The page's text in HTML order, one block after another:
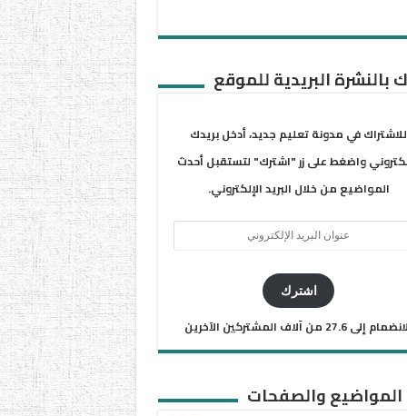
بالنشرة البريدية للموقع
للاشتراك في مدونة تعليم جديد، أدخل بريدك
واضغط على زر "اشترك" لتستقبل أحدث
المواضيع من خلال البريد الإلكتروني.
اشترك
إلى 27.6 من آلاف المشتركين الآخرين
المواضيع والصفحات